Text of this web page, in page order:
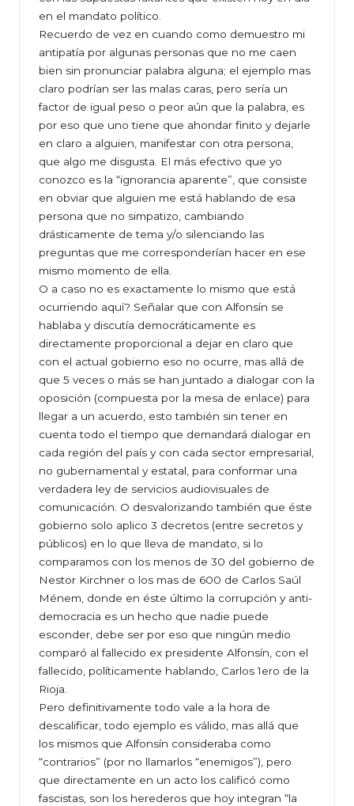
en el mandato político.
Recuerdo de vez en cuando como demuestro mi
antipatía por algunas personas que no me caen
bien sin pronunciar palabra alguna; el ejemplo mas
claro podrían ser las malas caras, pero sería un
factor de igual peso o peor aún que la palabra, es
por eso que uno tiene que ahondar finito y dejarle
en claro a alguien, manifestar con otra persona,
que algo me disgusta. El más efectivo que yo
conozco es la “ignorancia aparente”, que consiste
en obviar que alguien me está hablando de esa
persona que no simpatizo, cambiando
drásticamente de tema y/o silenciando las
preguntas que me corresponderían hacer en ese
mismo momento de ella.
O a caso no es exactamente lo mismo que está
ocurriendo aquí? Señalar que con Alfonsín se
hablaba y discutía democráticamente es
directamente proporcional a dejar en claro que
con el actual gobierno eso no ocurre, mas allá de
que 5 veces o más se han juntado a dialogar con la
oposición (compuesta por la mesa de enlace) para
llegar a un acuerdo, esto también sin tener en
cuenta todo el tiempo que demandará dialogar en
cada región del país y con cada sector empresarial,
no gubernamental y estatal, para conformar una
verdadera ley de servicios audiovisuales de
comunicación. O desvalorizando también que éste
gobierno solo aplico 3 decretos (entre secretos y
públicos) en lo que lleva de mandato, si lo
comparamos con los menos de 30 del gobierno de
Nestor Kirchner o los mas de 600 de Carlos Saúl
Ménem, donde en éste último la corrupción y anti-
democracia es un hecho que nadie puede
esconder, debe ser por eso que ningún medio
comparó al fallecido ex presidente Alfonsín, con el
fallecido, políticamente hablando, Carlos 1ero de la
Rioja.
Pero definitivamente todo vale a la hora de
descalificar, todo ejemplo es válido, mas allá que
los mismos que Alfonsín consideraba como
“contrarios” (por no llamarlos “enemigos”), pero
que directamente en un acto los calificó como
fascistas, son los herederos que hoy integran “la